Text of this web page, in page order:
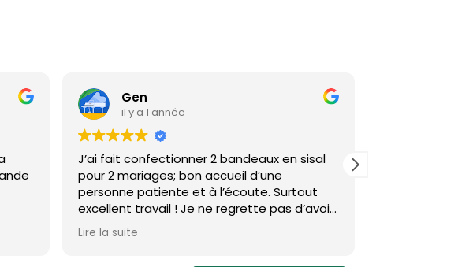
Gen
il y a 1 année
J’ai fait confectionner 2 bandeaux en sisal
pour 2 mariages; bon accueil d’une
personne patiente et à l’écoute. Surtout
excellent travail ! Je ne regrette pas d’avoir
pris le train de Lyon pour venir, le rapport
qualité -prix en vaut le déplacement !!! Un
Lire la suite